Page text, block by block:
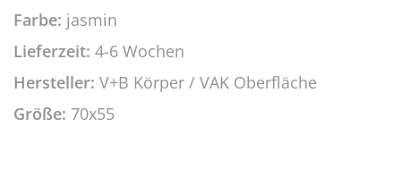
Farbe: jasmin
Lieferzeit: 4-6 Wochen
Hersteller: V+B Körper / VAK Oberfläche
Größe: 70x55